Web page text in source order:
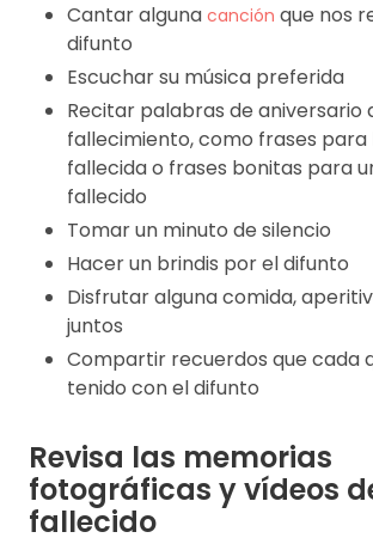
Cantar alguna canción que nos
difunto
Escuchar su música preferida
Recitar palabras de aniversario
fallecimiento, como frases para
fallecida o frases bonitas para
fallecido
Tomar un minuto de silencio
Hacer un brindis por el difunto
Disfrutar alguna comida,
juntos
Compartir recuerdos que cada
tenido con el difunto
Revisa las memorias
fotográficas y vídeos
fallecido